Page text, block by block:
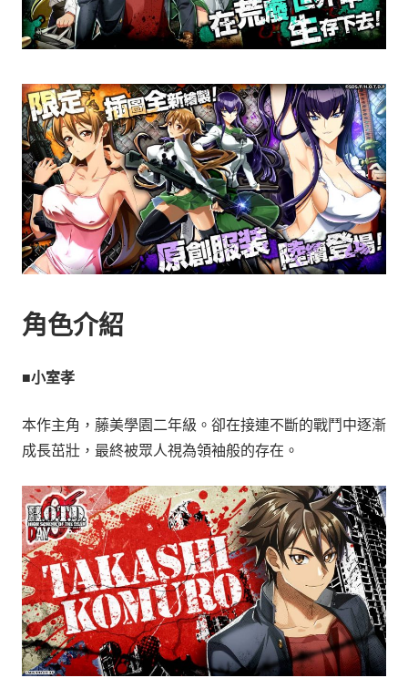
角色介紹
■小室孝
本作主角，藤美學園二年級。卻在接連不斷的戰鬥中逐漸
成長茁壯，最終被眾人視為領袖般的存在。